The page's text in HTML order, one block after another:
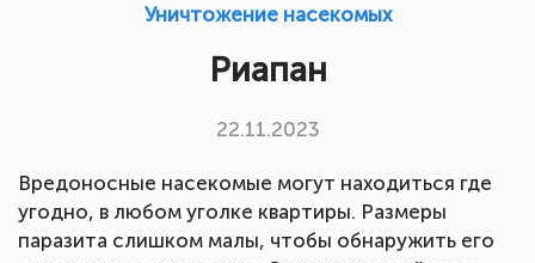
Уничтожение насекомых
Риапан
22.11.2023
Вредоносные насекомые могут находиться где
угодно, в любом уголке квартиры. Размеры
паразита слишком малы, чтобы обнаружить его